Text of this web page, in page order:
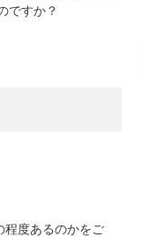
ですか？
程度あるのかをご